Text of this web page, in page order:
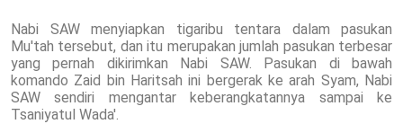
Nabi SAW menyiapkan tigaribu tentara dalam pasukan
Mu'tah tersebut, dan itu merupakan jumlah pasukan terbesar
yang pernah dikirimkan Nabi SAW. Pasukan di bawah
komando Zaid bin Haritsah ini bergerak ke arah Syam, Nabi
SAW sendiri mengantar keberangkatannya sampai ke
Tsaniyatul Wada'.